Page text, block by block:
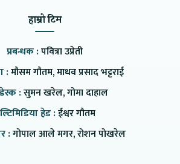
हाम्रो टिम
प्रबन्धक :पवित्रा उप्रेती
:मौसम गौतम, माधव प्रसाद भट्टराई
:सुमन खरेल, गोमा दाहाल
हेड :ईश्वर गौतम
:गोपाल आले मगर, रोशन पोखरेल